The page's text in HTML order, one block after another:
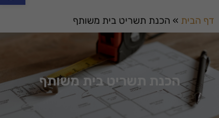
דף הבית » הכנת תשריט בית משותף
הכנת תשריט בית משותף